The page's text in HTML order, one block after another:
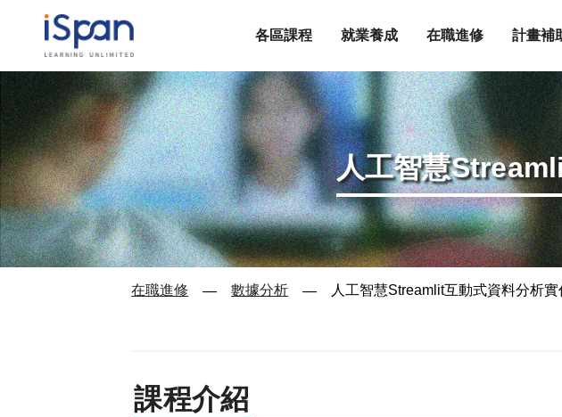
各區課程 就業養成 在職進修 計畫補
人工智慧
在職進修 — 數據分析 — 人工智慧Streamlit互動式資料分析實
課程介紹